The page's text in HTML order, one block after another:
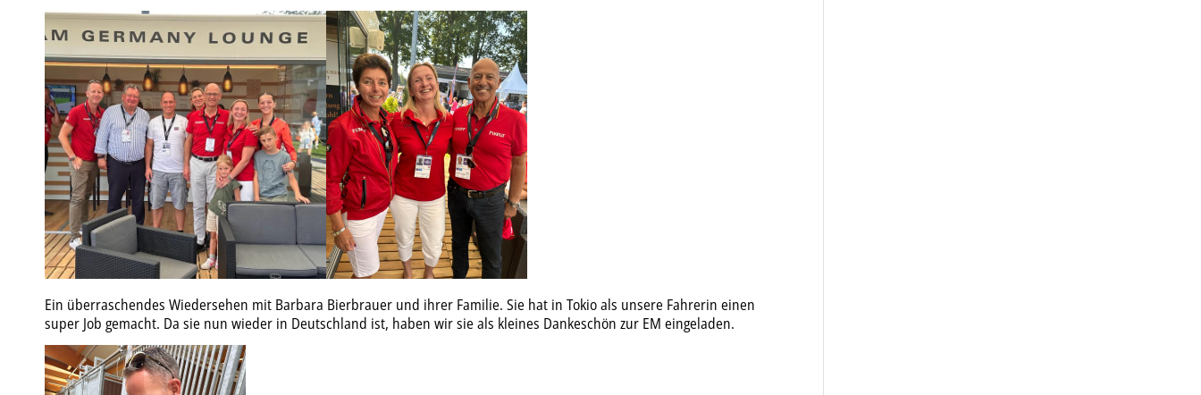
Ein überraschendes Wiedersehen mit Barbara Bierbrauer und ihrer Familie. Sie hat in Tokio als unsere Fahrerin einen
super Job gemacht. Da sie nun wieder in Deutschland ist, haben wir sie als kleines Dankeschön zur EM eingeladen.